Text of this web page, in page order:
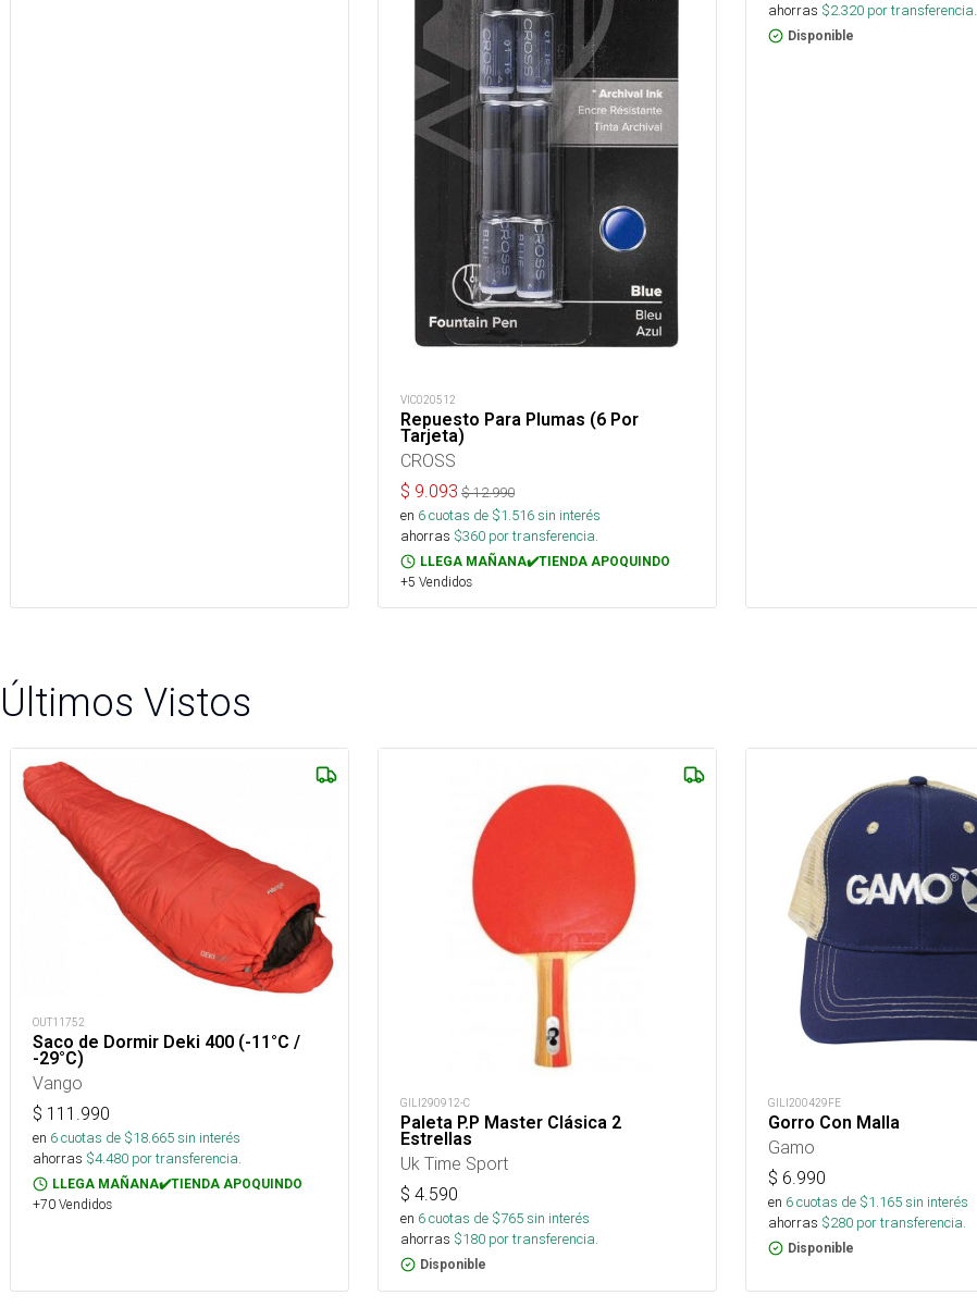
VIC020512
Repuesto Para Plumas (6 Por
Tarjeta)
CROSS
$ 9.093 $12.990
en 6cuotas de $1.516sin interés
ahorras $360 por transferencia.
LLEGA MAÑANA✔️TIENDA APOQUINDO
+5 Vendidos
ahorras $2.320 por transferencia.
Disponible
Últimos Vistos
OUT11752
Saco de Dormir Deki 400 (-11°C /
-29°C)
Vango
$ 111.990
en 6cuotas de $18.665sin interés
ahorras $4.480 por transferencia.
LLEGA MAÑANA✔️TIENDA APOQUINDO
+70 Vendidos
GILI290912-C
Paleta P.P Master Clásica 2
Estrellas
Uk Time Sport
$ 4.590
en 6cuotas de $765sin interés
ahorras $180 por transferencia.
Disponible
GILI200429FE
Gorro Con Malla
Gamo
$ 6.990
en 6cuotas de $1.165sin interés
ahorras $280 por transferencia.
Disponible